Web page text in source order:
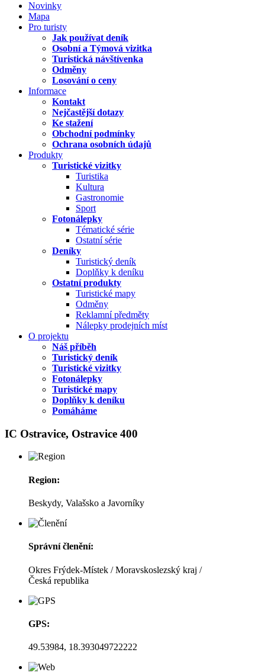
Novinky
Mapa
Pro turisty
Jak používat deník
Osobní a Týmová vizitka
Turistická návštívenka
Odměny
Losování o ceny
Informace
Kontakt
Nejčastější dotazy
Ke stažení
Obchodní podmínky
Ochrana osobních údajů
Produkty
Turistické vizitky
Turistika
Kultura
Gastronomie
Sport
Fotonálepky
Tématické série
Ostatní série
Deníky
Turistický deník
Doplňky k deníku
Ostatní produkty
Turistické mapy
Odměny
Reklamní předměty
Nálepky prodejních míst
O projektu
Náš příběh
Turistický deník
Turistické vizitky
Fotonálepky
Turistické mapy
Doplňky k deníku
Pomáháme
IC Ostravice, Ostravice 400
Region:
Beskydy, Valašsko a Javorníky
Správní členění:
Okres Frýdek-Místek / Moravskoslezský kraj /
Česká republika
GPS:
49.53984, 18.393049722222